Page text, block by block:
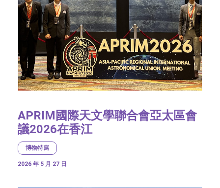
APRIM國際天文學聯合會亞太區會
議2026在香江
博物特寫
2026 年 5 月 27 日